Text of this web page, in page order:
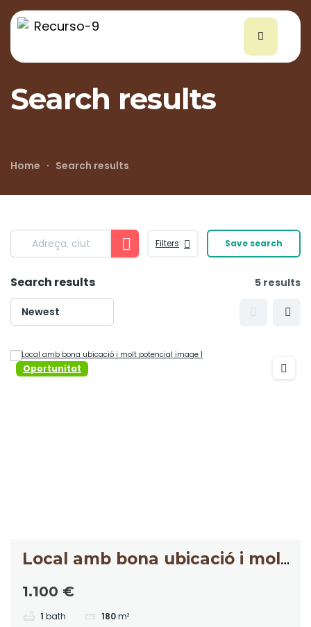
Search results
Home Search results
Filters Save search
Search results 5 results
Oportunitat
Local amb bona ubicació i molt
1.100 €
1 bath 180m²